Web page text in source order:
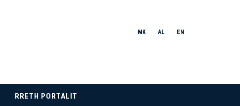
MK AL EN
RRETH PORTALIT